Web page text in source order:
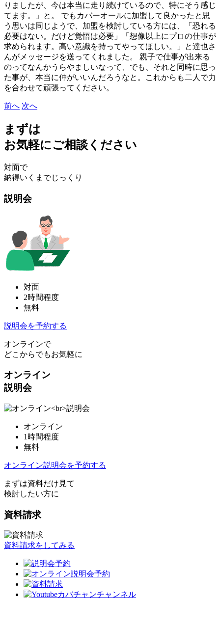
りましたが、今は本当に走り続けているので、特にそう感じ
てます。」と。 でもカバーオールに加盟して良かったと思
う思いは同じようで、加盟を検討している方には、「恐れる
必要はない。だけど覚悟は必要」「想像以上にプロの仕事が
求められます。高い意識を持ってやってほしい。」と達也さ
んがメッセージを送ってくれました。 親子で仕事が出来る
のってなんかうらやましいなって、でも、それと同時に思っ
た事が、本当に仲がいいんだろうなと。これからも二人で力
を合わせて頑張ってください。
前へ 次へ
まずは
お気軽にご相談ください
対面で
納得いくまでじっくり
説明会
対面
2時間程度
無料
説明会を予約する
オンラインで
どこからでもお気軽に
オンライン
説明会
オンライン
1時間程度
無料
オンライン説明会を予約する
まずは資料だけ見て
検討したい方に
資料請求
資料請求をしてみる